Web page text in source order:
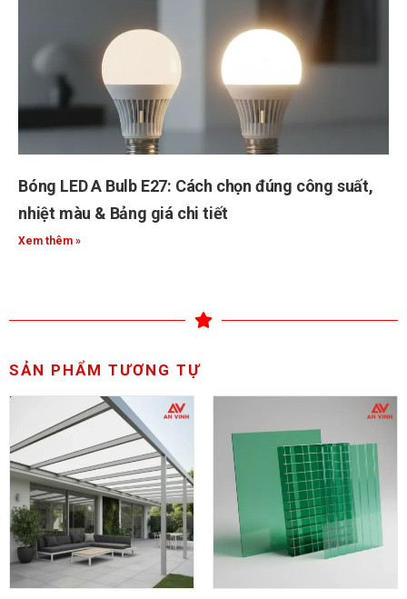
Bóng LED A Bulb E27: Cách chọn đúng công suất,
nhiệt màu & Bảng giá chi tiết
Xem thêm »
SẢN PHẨM TƯƠNG TỰ